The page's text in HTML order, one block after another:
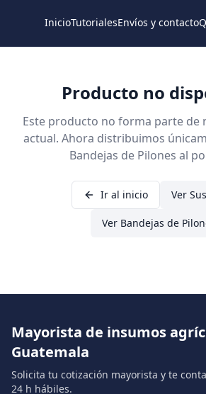
InicioTutorialesEnvíos y contacto
Producto no
Este producto no forma parte de
actual. Ahora distribuimos
Bandejas de Pilones al
Ir al inicio Ver
Ver Bandejas de
Mayorista de insumos
Guatemala
Solicita tu cotización mayorista y te
24 h hábiles.